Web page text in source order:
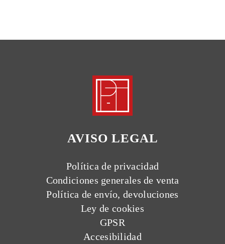
AVISO LEGAL
Política de privacidad
Condiciones generales de venta
Política de envío, devoluciones
Ley de cookies
GPSR
Accesibilidad